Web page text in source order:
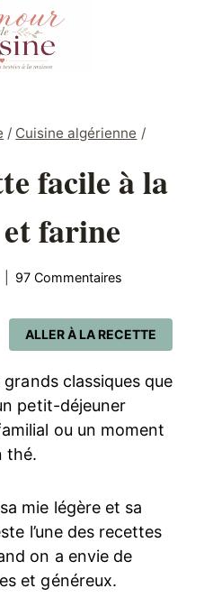
/ Cuisine algérienne /
facile à la
farine
97 Commentaires
ALLER À LA RECETTE
grands classiques que
petit-déjeuner
ou un moment
thé.
mie légère et sa
l’une des recettes
on a envie de
et généreux.